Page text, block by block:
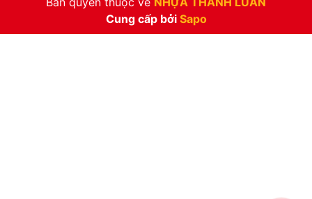
Cung cấp bởi Sapo